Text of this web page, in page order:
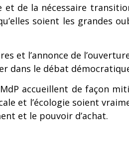
et de la nécessaire
soient les grandes
et l’annonce de
dans le débat
accueillent de façon
et l’écologie soient
et le pouvoir d’achat.